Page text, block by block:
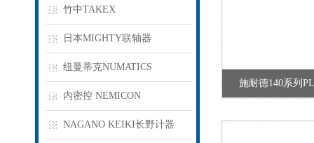
竹中TAKEX
日本MIGHTY联轴器
纽曼蒂克NUMATICS
内密控 NEMICON
NAGANO KEIKI长野计器
施耐德140系列